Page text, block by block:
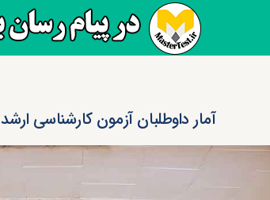
آمار داوطلبان آزمون کارشناسی ارشد ۹۵ دانشگاه آزاد